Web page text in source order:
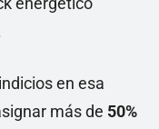
en esa
más de 50%